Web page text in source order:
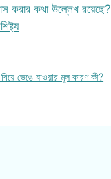
করার কথা উল্লেখ রয়েছে?
বিয়ে ভেঙে যাওয়ার মূল কারণ কী?